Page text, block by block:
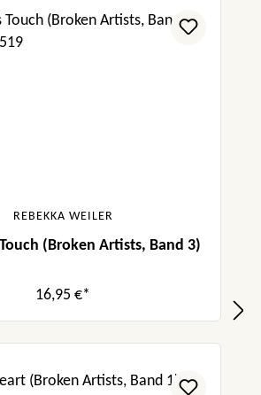
REBEKKA WEILER
(Broken Artists, Band 3)
16,95 €*